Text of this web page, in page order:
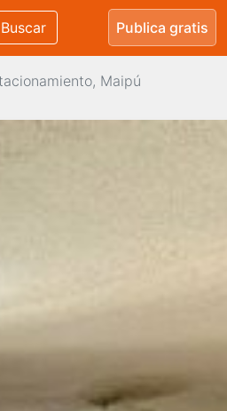
Buscar Publica gratis
Maipú